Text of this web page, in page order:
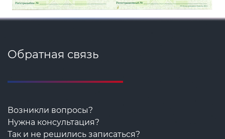
Обратная связь
Возникли вопросы?
Нужна консультация?
Так и не решились записаться?